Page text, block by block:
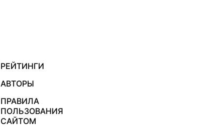
РЕЙТИНГИ
АВТОРЫ
ПРАВИЛА
ПОЛЬЗОВАНИЯ
САЙТОМ